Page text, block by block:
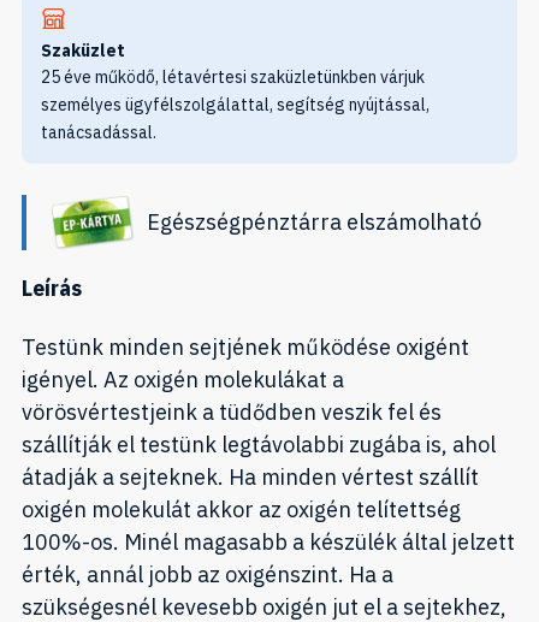
Szaküzlet
25 éve működő, létavértesi szaküzletünkben várjuk
személyes ügyfélszolgálattal, segítség nyújtással,
tanácsadással.
Egészségpénztárra elszámolható
Leírás
Testünk minden sejtjének működése oxigént
igényel. Az oxigén molekulákat a
vörösvértestjeink a tüdődben veszik fel és
szállítják el testünk legtávolabbi zugába is, ahol
átadják a sejteknek. Ha minden vértest szállít
oxigén molekulát akkor az oxigén telítettség
100%-os. Minél magasabb a készülék által jelzett
érték, annál jobb az oxigénszint. Ha a
szükségesnél kevesebb oxigén jut el a sejtekhez,